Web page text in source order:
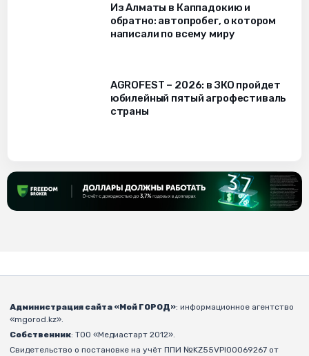
Из Алматы в Каппадокию и
обратно: автопробег, о котором
написали по всему миру
AGROFEST – 2026: в ЗКО пройдет
юбилейный пятый агрофестиваль
страны
Администрация сайта «Мой ГОРОД»: информационное агентство
«mgorod.kz».
Собственник: ТОО «Медиастарт 2012».
Свидетельство о постановке на учёт ППИ №KZ55VPI00069267 от